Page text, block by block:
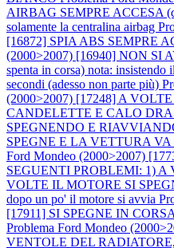
AIRBAG SEMPRE ACCESA
solamente la centralina airbag
[16872] SPIA ABS SEMPRE
(2000>2007) [16940] NON SI
spenta in corsa) nota:
secondi (adesso non parte più)
(2000>2007) [17248] A
CANDELETTE E CALO
SPEGNENDO E
SPEGNE E LA VETTURA VA
Ford Mondeo (2000>2007)
SEGUENTI PROBLEMI: 1) A
VOLTE IL MOTORE SI
dopo un po' il motore si avvia
[17911] SI SPEGNE IN
Problema Ford Mondeo
VENTOLE DEL